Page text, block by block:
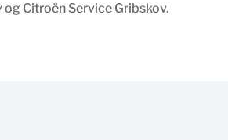
og Citroën Service Gribskov.